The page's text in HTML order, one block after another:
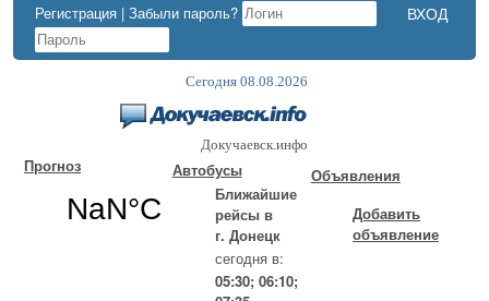
Регистрация | Забыли пароль?
Сегодня 08.08.2026
Докучаевск.инфо
Прогноз
Автобусы
Ближайшие
рейсы в
г. Донецк
сегодня в:
05:30; 06:10;
Объявления
Добавить
объявление